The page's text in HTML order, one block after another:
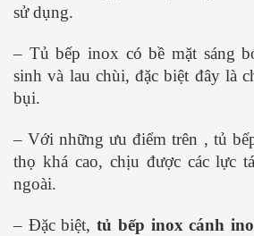
sử dụng.
– Tủ bếp inox có bề mặt sáng
sinh và lau chùi, đặc biệt đây là
bụi.
– Với những ưu điểm trên , tủ
thọ khá cao, chịu được các lực
ngoài.
– Đặc biệt,tủ bếp inox cánh